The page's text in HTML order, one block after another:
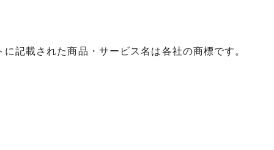
に記載された商品・サービス名は各社の商標です。